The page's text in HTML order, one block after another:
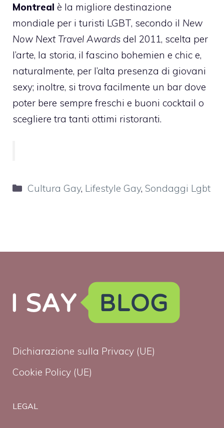
Montreal è la migliore destinazione
mondiale per i turisti LGBT, secondo il New
Now Next Travel Awards del 2011, scelta per
l’arte, la storia, il fascino bohemien e chic e,
naturalmente, per l’alta presenza di giovani
sexy; inoltre, si trova facilmente un bar dove
poter bere sempre freschi e buoni cocktail o
scegliere tra tanti ottimi ristoranti.
Categorie
Cultura Gay, Lifestyle Gay,Sondaggi Lgbt
Dichiarazione sulla Privacy (UE)
Cookie Policy (UE)
LEGAL